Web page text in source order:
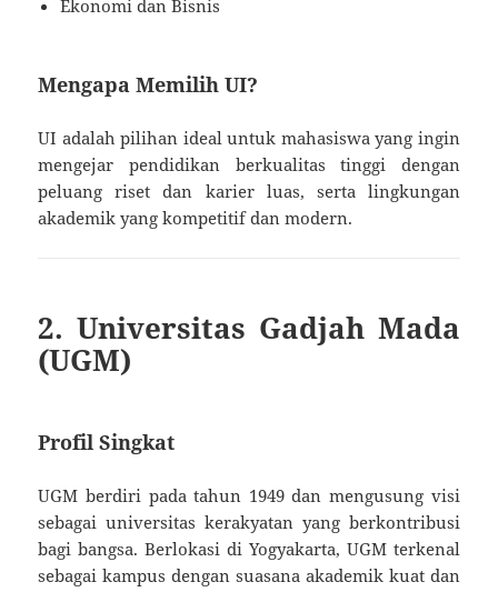
Ekonomi dan Bisnis
Mengapa Memilih UI?
UI adalah pilihan ideal untuk mahasiswa yang ingin
mengejar pendidikan berkualitas tinggi dengan
peluang riset dan karier luas, serta lingkungan
akademik yang kompetitif dan modern.
2. Universitas Gadjah Mada
(UGM)
Profil Singkat
UGM berdiri pada tahun 1949 dan mengusung visi
sebagai universitas kerakyatan yang berkontribusi
bagi bangsa. Berlokasi di Yogyakarta, UGM terkenal
sebagai kampus dengan suasana akademik kuat dan